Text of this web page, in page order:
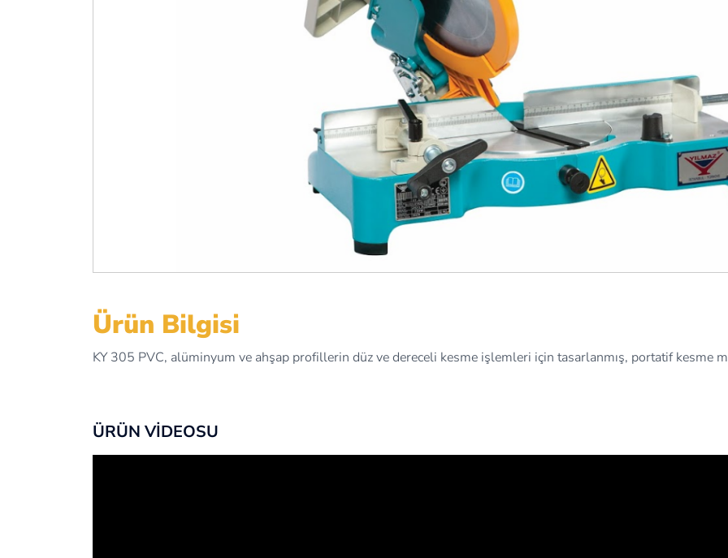
Ürün Bilgisi
KY 305 PVC, alüminyum ve ahşap profillerin düz ve dereceli kesme işlemleri için tasarlanmış, portatif kesme
ÜRÜN VİDEOSU